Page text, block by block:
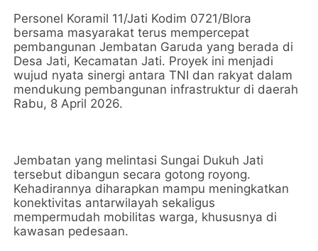
Personel Koramil 11/Jati Kodim 0721/Blora
bersama masyarakat terus mempercepat
pembangunan Jembatan Garuda yang berada di
Desa Jati, Kecamatan Jati. Proyek ini menjadi
wujud nyata sinergi antara TNI dan rakyat dalam
mendukung pembangunan infrastruktur di daerah
Rabu, 8 April 2026.
Jembatan yang melintasi Sungai Dukuh Jati
tersebut dibangun secara gotong royong.
Kehadirannya diharapkan mampu meningkatkan
konektivitas antarwilayah sekaligus
mempermudah mobilitas warga, khususnya di
kawasan pedesaan.